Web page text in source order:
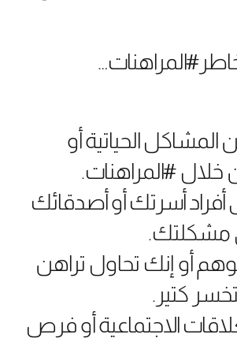
المشاكل الحياتية أو
#المراهنات.
أفراد أسرتك أو أصدقائك
مشكلتك.
أو إنك تحاول تراهن
كتير.
الاجتماعية أو فرص